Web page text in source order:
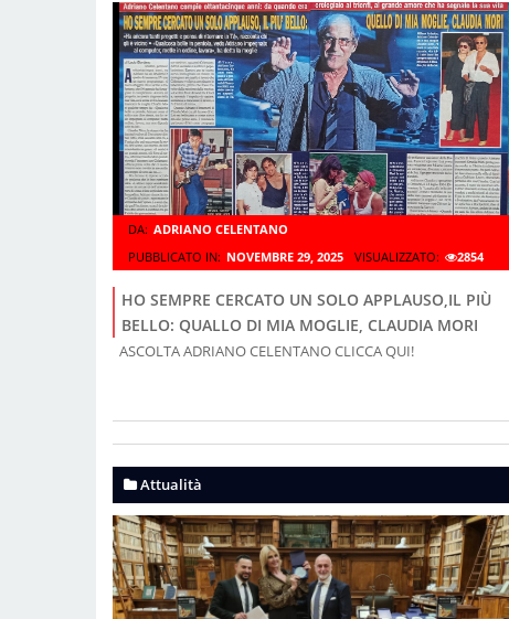
DA: ADRIANO CELENTANO
PUBBLICATO IN: NOVEMBRE 29, 2025 VISUALIZZATO: 2854
HO SEMPRE CERCATO UN SOLO APPLAUSO,IL PIÙ
BELLO: QUALLO DI MIA MOGLIE, CLAUDIA MORI
ASCOLTA ADRIANO CELENTANO CLICCA QUI!
Attualità